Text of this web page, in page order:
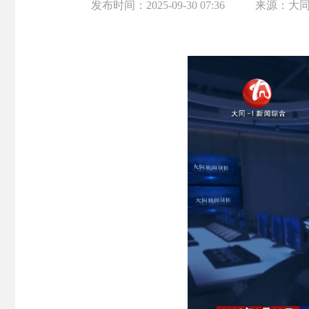
发布时间： 2025-09-30 07:36 来源： 大